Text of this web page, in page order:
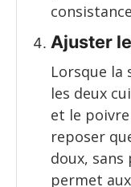
Ajuster
Lorsque la
les deux
et le
reposer
doux,
permet